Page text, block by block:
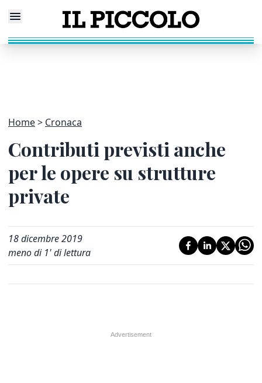
Home Cronaca
Contributi previsti anche
per le opere su strutture
private
18 dicembre 2019
meno di 1' di lettura